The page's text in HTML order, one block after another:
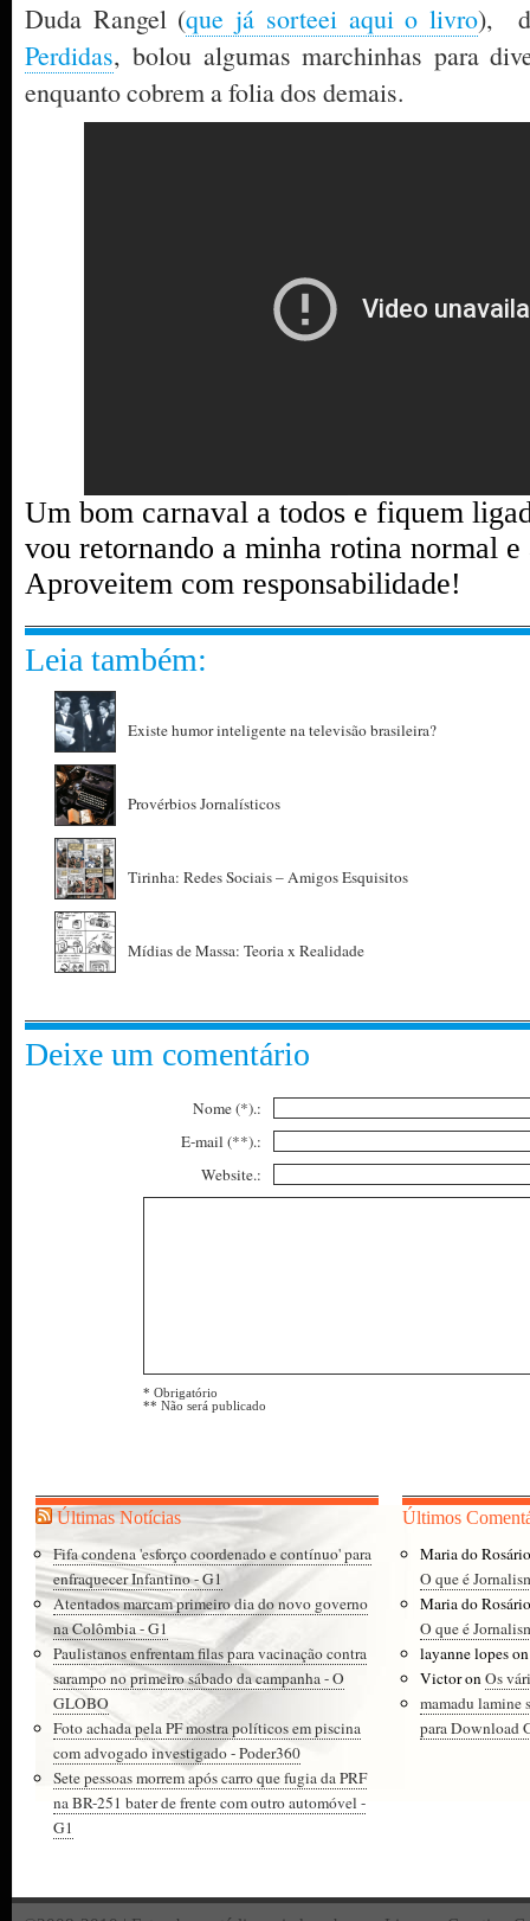
Duda Rangel (que já sorteei aqui o livro),
Perdidas, bolou algumas marchinhas para
enquanto cobrem a folia dos demais.
Um bom carnaval a todos e fiquem
vou retornando a minha rotina normal
Aproveitem com responsabilidade!
Leia também:
Existe humor inteligente na televisão brasileira?
Provérbios Jornalísticos
Tirinha: Redes Sociais – Amigos Esquisitos
Mídias de Massa: Teoria x Realidade
Deixe um comentário
Nome (*).:
E-mail (**).:
Website.:
* Obrigatório
** Não será publicado
Últimas Notícias
Fifa condena 'esforço coordenado e contínuo' para
enfraquecer Infantino - G1
Atentados marcam primeiro dia do novo governo
na Colômbia - G1
Paulistanos enfrentam filas para vacinação contra
sarampo no primeiro sábado da campanha - O
GLOBO
Foto achada pela PF mostra políticos em piscina
com advogado investigado - Poder360
Sete pessoas morrem após carro que fugia da PRF
na BR-251 bater de frente com outro automóvel -
G1
Últimos
Maria do
O que é
Maria do
O que é
layanne lopes
VictoronOs
mamadu lamine
para Download